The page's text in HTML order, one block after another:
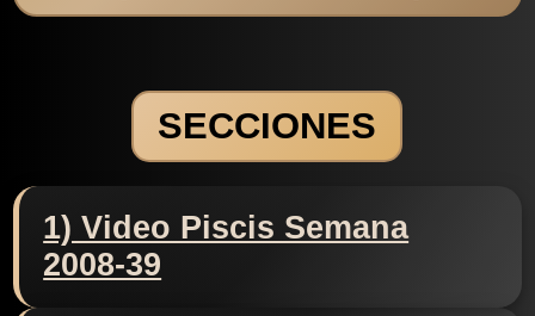
SECCIONES
1) Video Piscis Semana
2008-39